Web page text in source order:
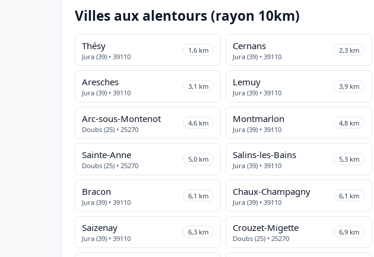
Villes aux alentours (rayon 10km)
Thésy
Jura (39) • 39110
1,6 km Cernans
Jura (39) • 39110
2,3 km
Aresches
Jura (39) • 39110
3,1 km Lemuy
Jura (39) • 39110
3,9 km
Arc-sous-Montenot
Doubs (25) • 25270
4,6 km Montmarlon
Jura (39) • 39110
4,8 km
Sainte-Anne
Doubs (25) • 25270
5,0 km Salins-les-Bains
Jura (39) • 39110
5,3 km
Bracon
Jura (39) • 39110
6,1 km Chaux-Champagny
Jura (39) • 39110
6,1 km
Saizenay
Jura (39) • 39110
6,3 km Crouzet-Migette
Doubs (25) • 25270
6,9 km